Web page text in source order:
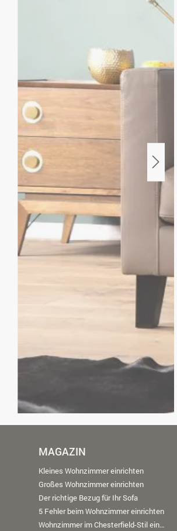
MAGAZIN
Kleines Wohnzimmer einrichten
Großes Wohnzimmer einrichten
Der richtige Bezug für Ihr Sofa
5 Fehler beim Wohnzimmer einrichten
Wohnzimmer im Chesterfield-Stil einrichten